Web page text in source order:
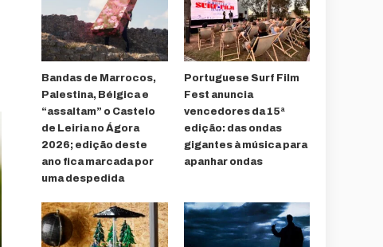
Bandas de Marrocos,
Palestina, Bélgica e
“assaltam” o Castelo
de Leiria no Ágora
2026; edição deste
ano fica marcada por
uma despedida
Portuguese Surf Film
Fest anuncia
vencedores da 15ª
edição: das ondas
gigantes à música para
apanhar ondas